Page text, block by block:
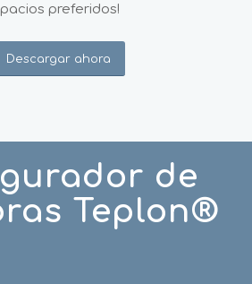
preferidos!
Descargar ahora
de
Teplon®